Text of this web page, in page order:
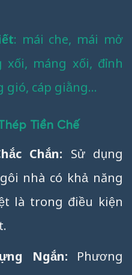
: mái che, mái mở
xối, máng xối, đỉnh
gió, cáp giằng…
Tiền Chế
Chắn: Sử dụng
nhà có khả năng
là trong điều kiện
Ngắn: Phương